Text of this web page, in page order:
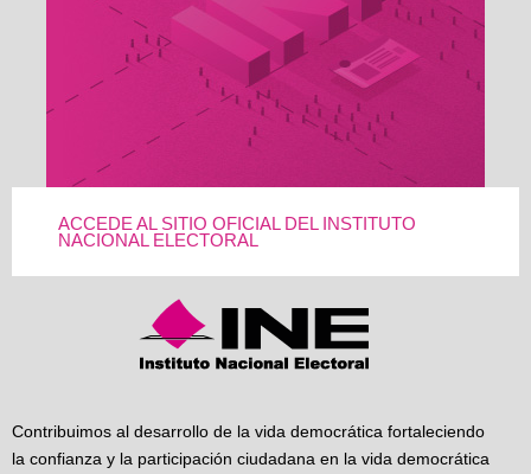
ACCEDE AL SITIO OFICIAL DEL INSTITUTO
NACIONAL ELECTORAL
Contribuimos al desarrollo de la vida democrática fortaleciendo
la confianza y la participación ciudadana en la vida democrática